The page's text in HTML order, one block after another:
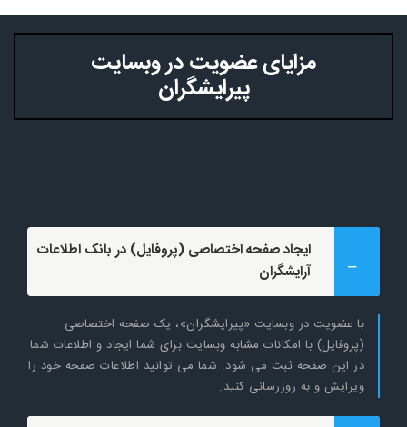
مزایای عضویت در وبسایت
پیرایشگران
ایجاد صفحه اختصاصی (پروفایل) در بانک اطلاعات
آرایشگران
با عضویت در وبسایت «پیرایشگران»، یک صفحه اختصاصی
(پروفایل) با امکانات مشابه وبسایت برای شما ایجاد و اطلاعات شما
در این صفحه ثبت می شود. شما می توانید اطلاعات صفحه خود را
ویرایش و به روزرسانی کنید.